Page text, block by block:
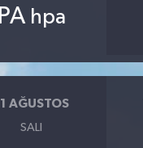
hpa
AĞUSTOS
SALI